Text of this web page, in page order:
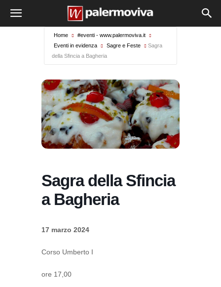
Home
#eventi - www.palermoviva.it
Eventi in evidenza
Sagre e Feste
Sagra
della Sfincia a Bagheria
Sagra della Sfincia
a Bagheria
17 marzo 2024
Corso Umberto I
ore 17,00